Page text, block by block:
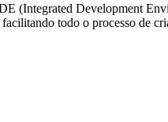
(Integrated Development
todo o processo de